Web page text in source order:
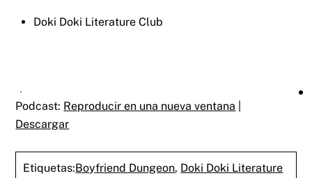
Doki Doki Literature Club
Podcast: Reproducir en una nueva ventana
Descargar
Etiquetas:Boyfriend Dungeon, Doki Doki Literature